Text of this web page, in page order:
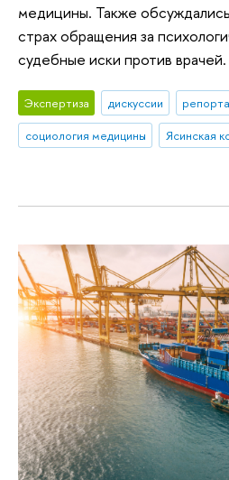
медицины. Также
страх обращения за
судебные иски против врачей.
Экспертиза дискуссии
социология медицины
Ясинская